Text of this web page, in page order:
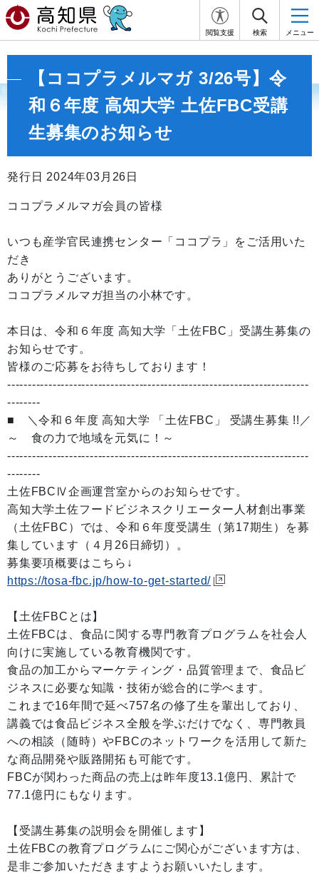
閲覧支援 検索 メニュー
【ココプラメルマガ 3/26号】令
和６年度 高知大学 土佐FBC受講
生募集のお知らせ
発行日 2024年03月26日
ココプラメルマガ会員の皆様
いつも産学官民連携センター「ココプラ」をご活用いた
だき
ありがとうございます。
ココプラメルマガ担当の小林です。
本日は、令和６年度 高知大学「土佐FBC」受講生募集の
お知らせです。
皆様のご応募をお待ちしております！
-------------------------------------------------------------------------
--------
■ ＼令和６年度 高知大学 「土佐FBC」 受講生募集 !!／
～ 食の力で地域を元気に！～
-------------------------------------------------------------------------
--------
土佐FBCⅣ企画運営室からのお知らせです。
高知大学土佐フードビジネスクリエーター人材創出事業
（土佐FBC）では、令和６年度受講生（第17期生）を募
集しています（４月26日締切）。
募集要項概要はこちら↓
https://tosa-fbc.jp/how-to-get-started/
【土佐FBCとは】
土佐FBCは、食品に関する専門教育プログラムを社会人
向けに実施している教育機関です。
食品の加工からマーケティング・品質管理まで、食品ビ
ジネスに必要な知識・技術が総合的に学べます。
これまで16年間で延べ757名の修了生を輩出しており、
講義では食品ビジネス全般を学ぶだけでなく、専門教員
への相談（随時）やFBCのネットワークを活用して新た
な商品開発や販路開拓も可能です。
FBCが関わった商品の売上は昨年度13.1億円、累計で
77.1億円にもなります。
【受講生募集の説明会を開催します】
土佐FBCの教育プログラムにご関心がございます方は、
是非ご参加いただきますようお願いいたします。